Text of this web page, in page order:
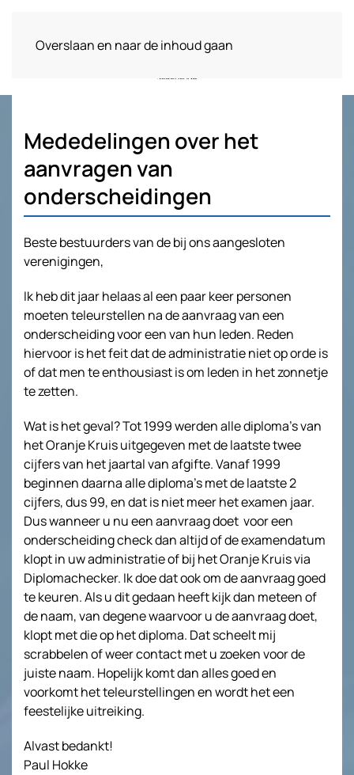
Overslaan en naar de inhoud gaan
Mededelingen over het
aanvragen van
onderscheidingen
Beste bestuurders van de bij ons aangesloten
verenigingen,
Ik heb dit jaar helaas al een paar keer personen
moeten teleurstellen na de aanvraag van een
onderscheiding voor een van hun leden. Reden
hiervoor is het feit dat de administratie niet op orde is
of dat men te enthousiast is om leden in het zonnetje
te zetten.
Wat is het geval? Tot 1999 werden alle diploma’s van
het Oranje Kruis uitgegeven met de laatste twee
cijfers van het jaartal van afgifte. Vanaf 1999
beginnen daarna alle diploma’s met de laatste 2
cijfers, dus 99, en dat is niet meer het examen jaar.
Dus wanneer u nu een aanvraag doet voor een
onderscheiding check dan altijd of de examendatum
klopt in uw administratie of bij het Oranje Kruis via
Diplomachecker. Ik doe dat ook om de aanvraag goed
te keuren. Als u dit gedaan heeft kijk dan meteen of
de naam, van degene waarvoor u de aanvraag doet,
klopt met die op het diploma. Dat scheelt mij
scrabbelen of weer contact met u zoeken voor de
juiste naam. Hopelijk komt dan alles goed en
voorkomt het teleurstellingen en wordt het een
feestelijke uitreiking.
Alvast bedankt!
Paul Hokke